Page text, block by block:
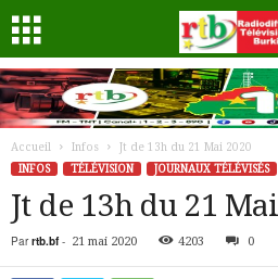
Accueil Infos
Jt de 13h du 21 Mai 2020
INFOS
TÉLÉVISION JOURNAUX TÉLÉVISÉS
Jt de 13h du 21
Par rtb.bf- 21 mai 2020 4203 0